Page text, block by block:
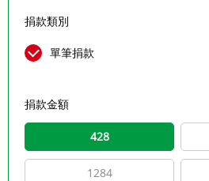
捐款類別
單筆捐款
捐款金額
428
1284